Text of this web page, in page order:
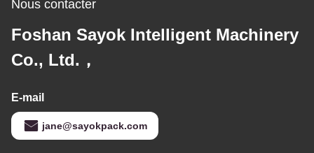
Nous contacter
Foshan Sayok Intelligent Machinery
Co., Ltd.，
E-mail
jane@sayokpack.com